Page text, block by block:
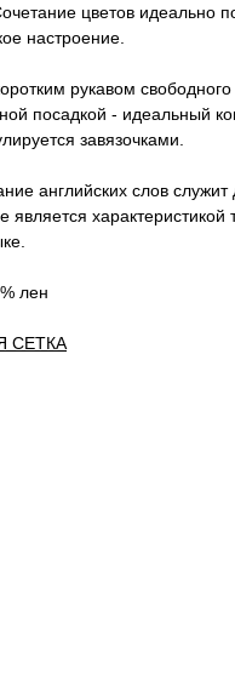
цветов идеально
настроение.
рукавом
посадкой - идеальный
завязочками.
английских слов
является
лен
СЕТКА